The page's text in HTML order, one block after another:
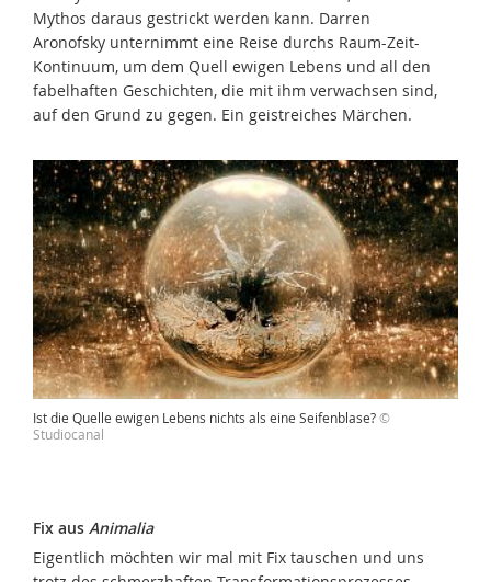
Mythos daraus gestrickt werden kann. Darren
Aronofsky unternimmt eine Reise durchs Raum-Zeit-
Kontinuum, um dem Quell ewigen Lebens und all den
fabelhaften Geschichten, die mit ihm verwachsen sind,
auf den Grund zu gegen. Ein geistreiches Märchen.
Ist die Quelle ewigen Lebens nichts als eine Seifenblase?©
Studiocanal
Fix aus Animalia
Eigentlich möchten wir mal mit Fix tauschen und uns